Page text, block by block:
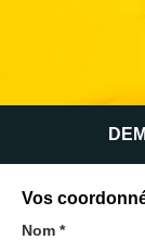
Vos
Nom *